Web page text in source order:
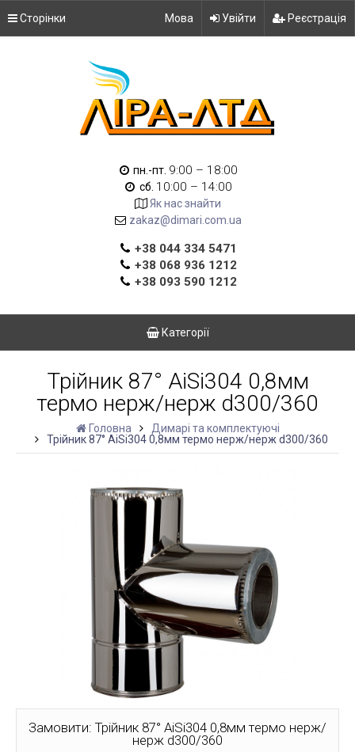
Сторінки Мова Увійти Реєстрація
пн.-пт. 9:00 – 18:00
сб. 10:00 – 14:00
Як нас знайти
zakaz@dimari.com.ua
+38 044 334 5471
+38 068 936 1212
+38 093 590 1212
Категорії
Трійник 87° AiSi304 0,8мм
термо нерж/нерж d300/360
Головна
Димарі та комплектуючі
Трійник 87° AiSi304 0,8мм термо нерж/нерж d300/360
Замовити: Трійник 87° AiSi304 0,8мм термо нерж/
нерж d300/360